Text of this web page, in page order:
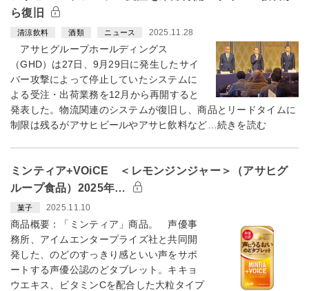
ら復旧
清涼飲料 酒類 ニュース 2025.11.28
アサヒグループホールディングス
（GHD）は27日、9月29日に発生したサイ
バー攻撃によって停止していたシステムに
よる受注・出荷業務を12月から再開すると
発表した。物流関連のシステムが復旧し、商品とリードタイムに
制限は残るがアサヒビールやアサヒ飲料など…続きを読む
ミンティア+VOiCE ＜レモンジンジャー＞（アサヒグ
ループ食品）2025年…
菓子 2025.11.10
商品概要：「ミンティア」商品。 声優事
務所、アイムエンタープライズ社と共同開
発した、のどのすっきり感といい声をサポ
ートする声優公認のどタブレット。キキョ
ウエキス、ビタミンCを配合した大粒タイプ